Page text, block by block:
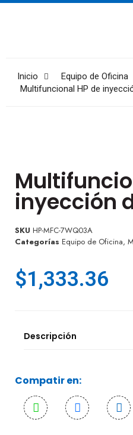
Inicio Equipo de Oficina
Multifuncional HP de
inyección
SKU HP-MFC-7WQ03A
Categorías Equipo de Oficina,
$1,333.36
Descripción
Compatir en: